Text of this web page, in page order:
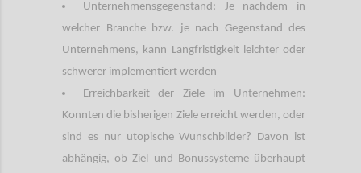
Unternehmensgegenstand: Je nachdem in
welcher Branche bzw. je nach Gegenstand des
Unternehmens, kann Langfristigkeit leichter oder
schwerer implementiert werden
Erreichbarkeit der Ziele im Unternehmen:
Konnten die bisherigen Ziele erreicht werden, oder
sind es nur utopische Wunschbilder? Davon ist
abhängig, ob Ziel und Bonussysteme überhaupt